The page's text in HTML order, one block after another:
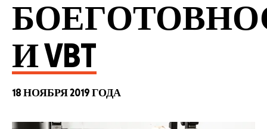
И VBT
18 НОЯБРЯ 2019 ГОДА